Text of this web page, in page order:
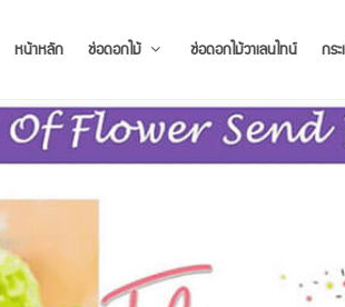
หน้าหลัก ช่อดอกไม้ ช่อดอกไม้วาเลนไทน์ กร